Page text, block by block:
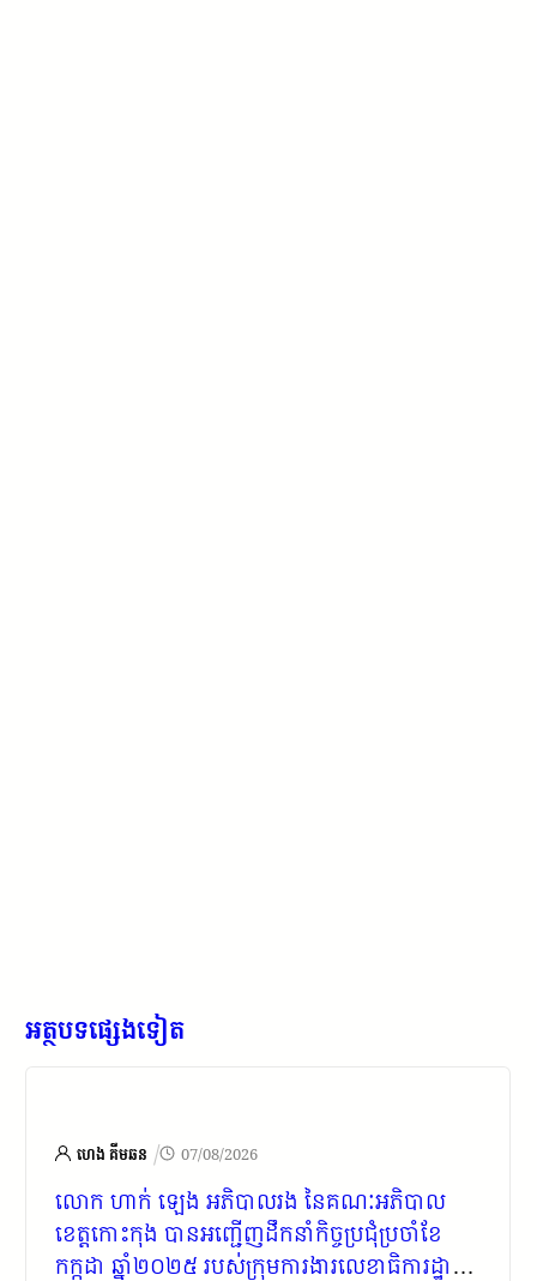
អត្ថបទផ្សេងទៀត
ហេង គីមឆន / 07/08/2026
លោក ហាក់ ឡេង អភិបាលរង នៃគណៈអភិបាល
ខេត្តកោះកុង បានអញ្ជើញដឹកនាំកិច្ចប្រជុំប្រចាំខែ​
កក្កដា ឆ្នាំ២០២៥ របស់ក្រុមការងារលេខាធិការដ្ឋាន